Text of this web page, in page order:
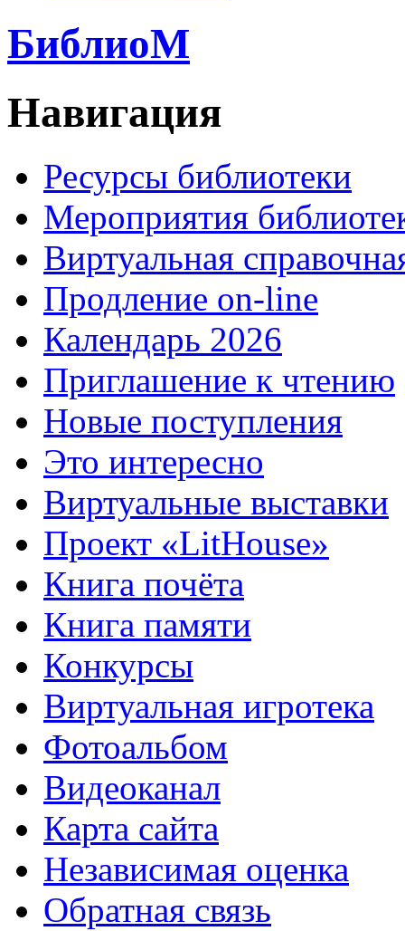
БиблиоМ
Навигация
Ресурсы библиотеки
Мероприятия
Виртуальная
Продление on-line
Календарь 2026
Приглашение к чтению
Новые поступления
Это интересно
Виртуальные выставки
Проект «LitHouse»
Книга почёта
Книга памяти
Конкурсы
Виртуальная игротека
Фотоальбом
Видеоканал
Карта сайта
Независимая оценка
Обратная связь